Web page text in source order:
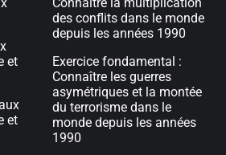
et
et
des conflits dans le monde
depuis les années 1990
Exercice fondamental :
Connaître les guerres
asymétriques et la montée
du terrorisme dans le
monde depuis les années
1990